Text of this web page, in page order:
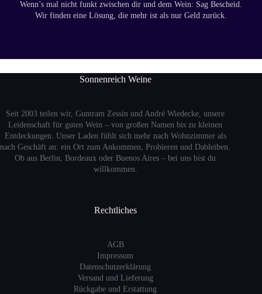
Wenn’s mal nicht funkt zwischen dir und dem Wein: Sag Bescheid.
Wir finden eine Lösung, die mehr ist als nur Geld zurück.
Sonnenreich Weine
Seit 2003 teilen wir, Guntram Zessin und André Wiedecke, unsere
Leidenschaft für guten Wein – von großen Namen bis zu kleinen
Entdeckungen. Unser Laden fühlt sich mehr nach Wohnzimmer als
nach Geschäft an: ein Ort zum Ankommen, Probieren und Dableiben.
Ob aus Berlin, Bordeaux oder Buenos Aires – bei uns bist du
willkommen.
Rechtliches
AGB
Impressum
Datenschutzerklärung
Versand und Lieferung
Rückgabe und Erstattung